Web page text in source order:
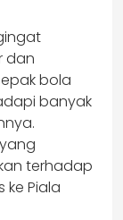
dan
bola
banyak
terhadap
ke Piala